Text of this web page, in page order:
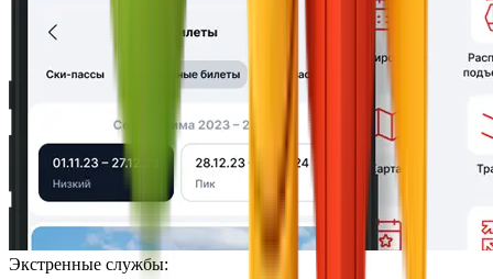
Экстренные службы: